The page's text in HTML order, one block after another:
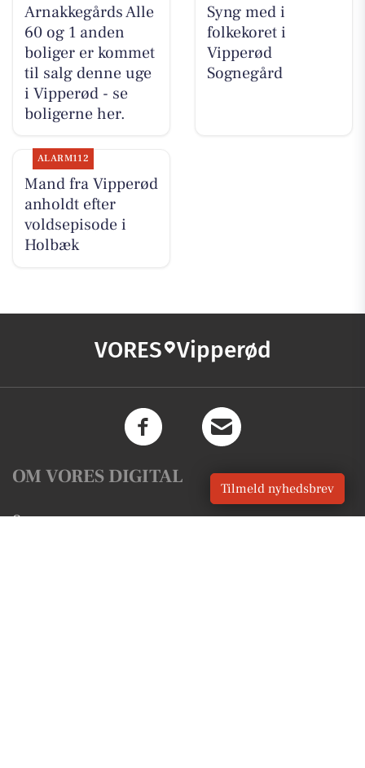
Arnakkegårds Alle
60 og 1 anden
boliger er kommet
til salg denne uge
i Vipperød - se
boligerne her.
Syng med i
folkekoret i
Vipperød
Sognegård
ALARM112
Mand fra Vipperød
anholdt efter
voldsepisode i
Holbæk
VORES Vipperød
OM VORES DIGITAL
Om os
Tilmeld nyhedsbrev